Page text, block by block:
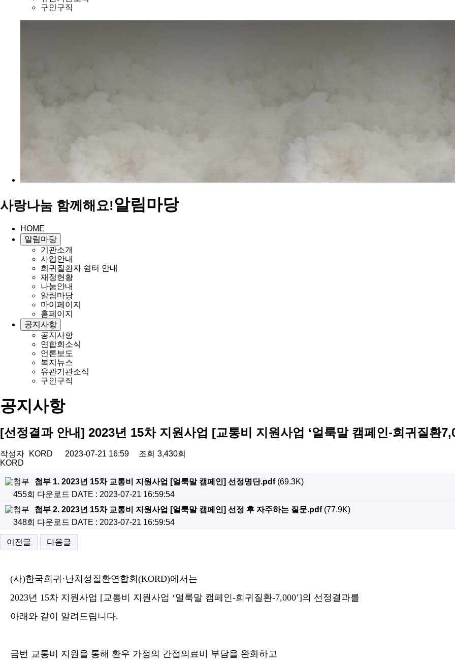
구인구직
사랑나눔 함께해요!알림마당
HOME
알림마당
기관소개
사업안내
희귀질환자 쉼터 안내
재정현황
나눔안내
알림마당
마이페이지
홈페이지
공지사항
공지사항
연합회소식
언론보도
복지뉴스
유관기관소식
구인구직
공지사항
[선정결과 안내] 2023년 15차 지원사업 [교통비 지원사업 ‘얼룩말 캠페인-희귀질환
작성자 KORD 2023-07-21 16:59 조회 3,430회
KORD
첨부 1. 2023년 15차 교통비 지원사업 [얼룩말 캠페인] 선정명단.pdf(69.3K)
455회 다운로드 DATE : 2023-07-21 16:59:54
첨부 2. 2023년 15차 교통비 지원사업 [얼룩말 캠페인] 선정 후 자주하는 질문.pdf(77.9K)
348회 다운로드 DATE : 2023-07-21 16:59:54
이전글 다음글
(사)한국희귀 · 난치성질환연합회(KORD)에서는
2023년 15차 지원사업 [교통비 지원사업 ‘얼룩말 캠페인-희귀질환-7,000’]의 선정결과를
아래와 같이 알려드립니다.
금번 교통비 지원을 통해 환우 가정의 간접의료비 부담을 완화하고